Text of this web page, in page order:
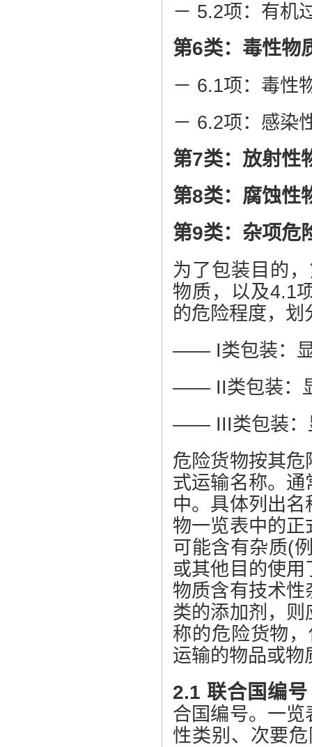
－ 5.2项：有机
第6类：毒性物
－ 6.1项：毒性
－ 6.2项：感染
第7类：放射性
第8类：腐蚀性
第9类：杂项危
为了包装目的
物质，以及4.1
的危险程度，
—— I类包装：显
—— II类包装：
—— III类包装：
危险货物按其
式运输名称。
中。具体列出
物一览表中的
可能含有杂质(
或其他目的使
物质含有技术
类的添加剂，
称的危险货物，
运输的物品或物
2.1 联合国编
合国编号。一
性类别、次要